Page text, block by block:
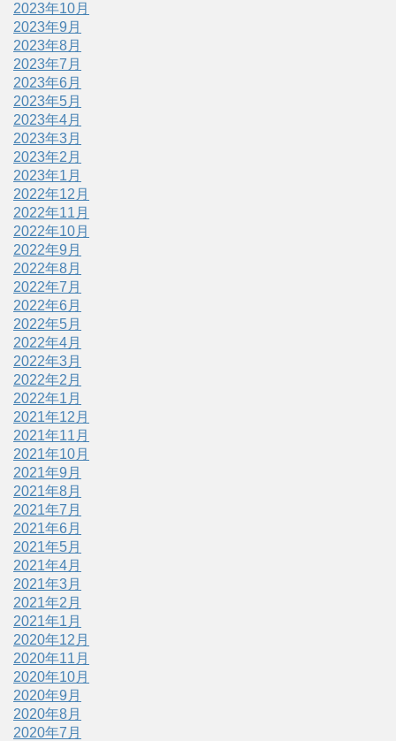
2023年10月
2023年9月
2023年8月
2023年7月
2023年6月
2023年5月
2023年4月
2023年3月
2023年2月
2023年1月
2022年12月
2022年11月
2022年10月
2022年9月
2022年8月
2022年7月
2022年6月
2022年5月
2022年4月
2022年3月
2022年2月
2022年1月
2021年12月
2021年11月
2021年10月
2021年9月
2021年8月
2021年7月
2021年6月
2021年5月
2021年4月
2021年3月
2021年2月
2021年1月
2020年12月
2020年11月
2020年10月
2020年9月
2020年8月
2020年7月